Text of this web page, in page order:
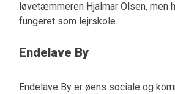
løvetæmmeren Hjalmar Olsen, men
fungeret som lejrskole.
Endelave By
Endelave By er øens sociale og